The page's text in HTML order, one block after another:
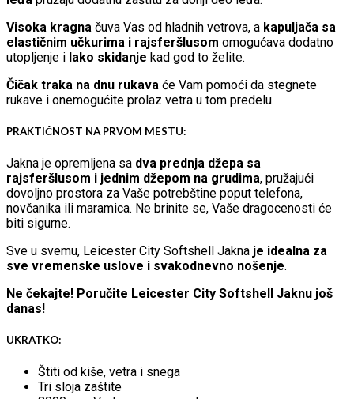
Visoka kragna čuva Vas od hladnih vetrova, a kapuljača sa
elastičnim učkurima i rajsferšlusom omogućava dodatno
utopljenje i lako skidanje kad god to želite.
Čičak traka na dnu rukava će Vam pomoći da stegnete
rukave i onemogućite prolaz vetra u tom predelu.
PRAKTIČNOST NA PRVOM MESTU:
Jakna je opremljena sa dva prednja džepa sa
rajsferšlusom i jednim džepom na grudima, pružajući
dovoljno prostora za Vaše potrebštine poput telefona,
novčanika ili maramica. Ne brinite se, Vaše dragocenosti će
biti sigurne.
Sve u svemu, Leicester City Softshell Jakna je idealna za
sve vremenske uslove i svakodnevno nošenje.
Ne čekajte! Poručite Leicester City Softshell Jaknu još
danas!
UKRATKO:
Štiti od kiše, vetra i snega
Tri sloja zaštite